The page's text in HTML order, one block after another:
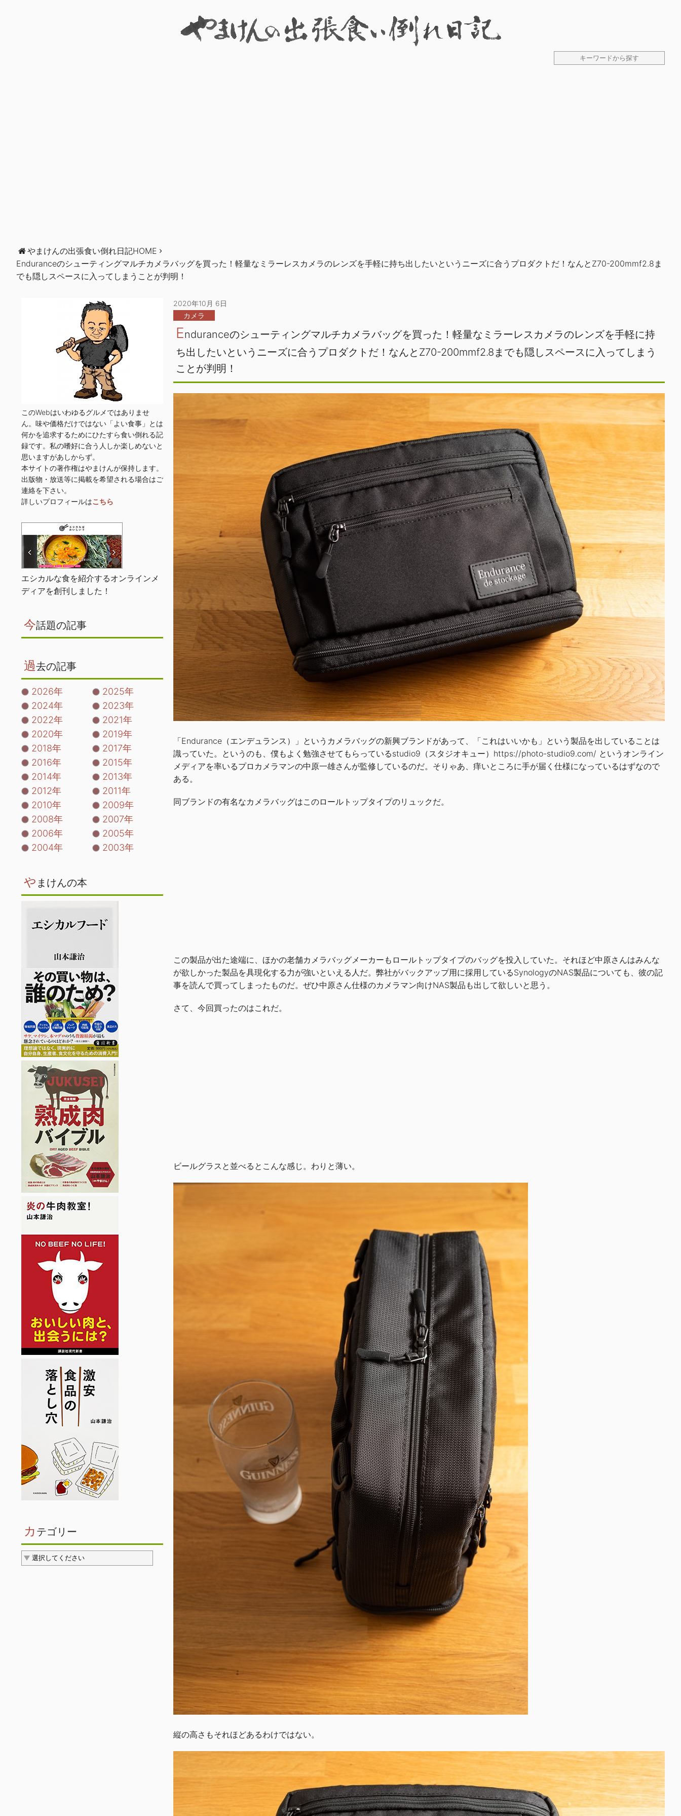
やまけんの出張食い倒れ日記HOME
Enduranceのシューティングマルチカメラバッグを買った！軽量なミラーレスカメラのレンズを手軽に持ち出したいというニーズに合うプロダクトだ！なんとZ70-200mmf2.8ま
でも隠しスペースに入ってしまうことが判明！
2020年10月 6日
カメラ
Enduranceのシューティングマルチカメラバッグを買った！軽量なミラーレスカメラのレンズを手軽に持
ち出したいというニーズに合うプロダクトだ！なんとZ70-200mmf2.8までも隠しスペースに入ってしまう
ことが判明！
「Endurance（エンデュランス）」というカメラバッグの新興ブランドがあって、「これはいいかも」という製品を出していることは
識っていた。というのも、僕もよく勉強させてもらっているstudio9（スタジオキュー） https://photo-studio9.com/ というオンライン
メディアを率いるプロカメラマンの中原一雄さんが監修しているのだ。そりゃあ、痒いところに手が届く仕様になっているはずなので
ある。
同ブランドの有名なカメラバッグはこのロールトップタイプのリュックだ。
この製品が出た途端に、ほかの老舗カメラバッグメーカーもロールトップタイプのバッグを投入していた。それほど中原さんはみんな
が欲しかった製品を具現化する力が強いといえる人だ。弊社がバックアップ用に採用しているSynologyのNAS製品についても、彼の記
事を読んで買ってしまったものだ。ぜひ中原さん仕様のカメラマン向けNAS製品も出して欲しいと思う。
さて、今回買ったのはこれだ。
ビールグラスと並べるとこんな感じ。わりと薄い。
縦の高さもそれほどあるわけではない。
このWebはいわゆるグルメではありませ
ん。味や価格だけではない「よい食事」とは
何かを追求するためにひたすら食い倒れる記
録です。私の嗜好に合う人しか楽しめないと
思いますがあしからず。
本サイトの著作権はやまけんが保持します。
出版物・放送等に掲載を希望される場合はご
連絡を下さい。
詳しいプロフィールはこちら
エシカルな食を紹介するオンラインメ
ディアを創刊しました！
今話題の記事
過去の記事
2026年
2025年
2024年
2023年
2022年
2021年
2020年
2019年
2018年
2017年
2016年
2015年
2014年
2013年
2012年
2011年
2010年
2009年
2008年
2007年
2006年
2005年
2004年
2003年
や まけんの本
カ テゴリー